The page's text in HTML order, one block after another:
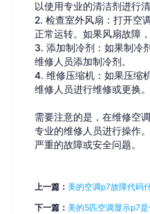
以使用专业的清洁剂进行清
2. 检查室外风扇：打开空
正常运转。如果风扇故障
3. 添加制冷剂：如果制冷
维修人员添加制冷剂。
4. 维修压缩机：如果压缩
维修人员进行维修或更换。
需要注意的是，在维修空
专业的维修人员进行操作
严重的故障或安全问题。
上一篇： 美的空调p7故障代码
下一篇： 美的5匹空调显示p7